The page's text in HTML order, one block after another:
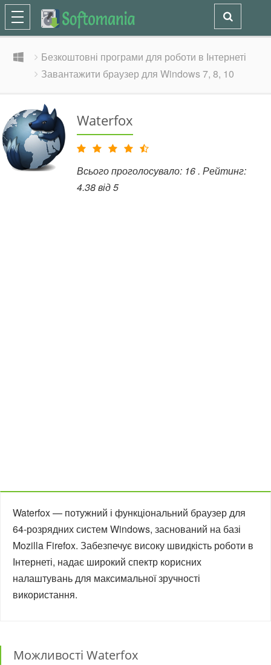
Безкоштовні програми для роботи в Інтернеті
Завантажити браузер для Windows 7, 8, 10
Waterfox
Всього проголосувало: 16. Рейтинг:
4.38від5
Waterfox — потужний і функціональний браузер для
64-розрядних систем Windows, заснований на базі
Mozilla Firefox. Забезпечує високу швидкість роботи в
Інтернеті, надає широкий спектр корисних
налаштувань для максимальної зручності
використання.
Можливості Waterfox